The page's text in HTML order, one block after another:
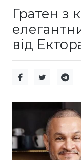
Гратен з
від